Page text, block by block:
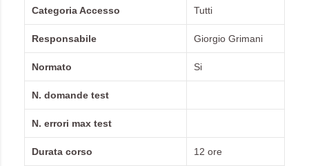
Categoria Accesso Tutti
Responsabile Giorgio Grimani
Normato Si
N. domande test
N. errori max test
Durata corso 12 ore